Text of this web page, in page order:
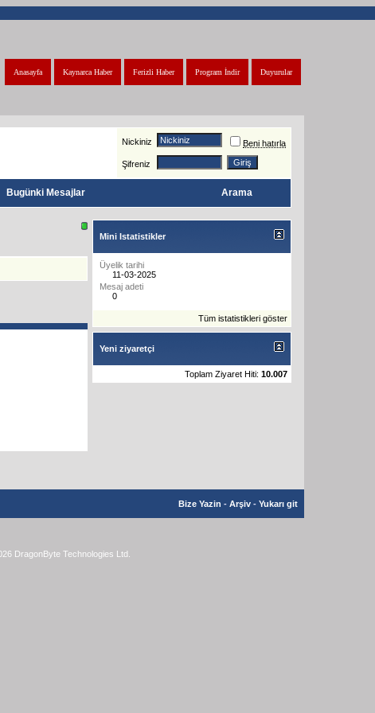
Duyurular
Program İndir
Ferizli Haber
Kaynarca Haber
Anasayfa
Nickiniz Beni hatırla
Şifreniz
Bugünki Mesajlar Arama
Mini Istatistikler
Üyelik tarihi
11-03-2025
Mesaj adeti
0
Tüm istatistikleri göster
Yeni ziyaretçi
Toplam Ziyaret Hiti: 10.007
Bize Yazin - Arşiv - Yukarı git
DragonByte Technologies Ltd.